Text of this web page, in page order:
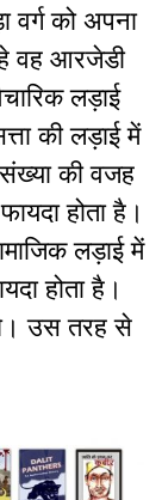
वर्ग को अपना
वह आरजेडी
लड़ाई
की लड़ाई में
संख्या की वजह
होता है।
लड़ाई में
होता है।
उस तरह से